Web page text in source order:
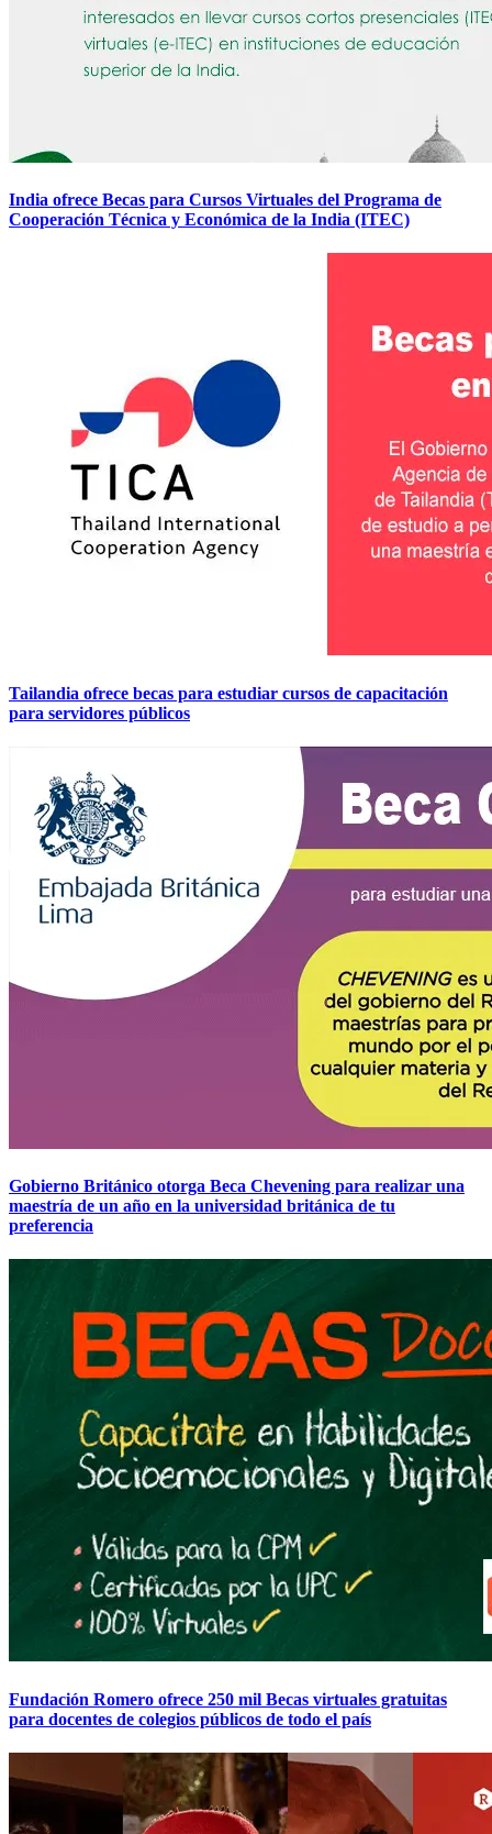
India ofrece Becas para Cursos Virtuales del Programa de
Cooperación Técnica y Económica de la India (ITEC)
Tailandia ofrece becas para estudiar cursos de capacitación
para servidores públicos
Gobierno Británico otorga Beca Chevening para realizar una
maestría de un año en la universidad británica de tu
preferencia
Fundación Romero ofrece 250 mil Becas virtuales gratuitas
para docentes de colegios públicos de todo el país